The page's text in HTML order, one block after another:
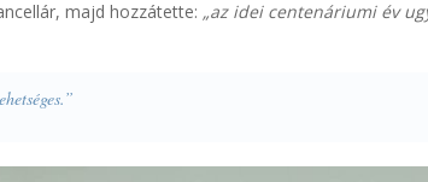
majd hozzátette: „az idei centenáriumi év